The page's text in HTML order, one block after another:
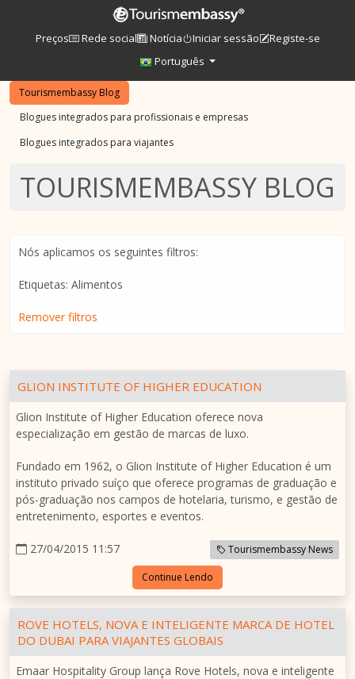
Preços Rede social Notícia Iniciar sessão
Registe-se
Português
Tourismembassy Blog
Blogues integrados para profissionais e empresas
Blogues integrados para viajantes
TOURISMEMBASSY BLOG
Nós aplicamos os seguintes filtros:
Etiquetas: Alimentos
Remover filtros
GLION INSTITUTE OF HIGHER EDUCATION
Glion Institute of Higher Education oferece nova
especialização em gestão de marcas de luxo.
Fundado em 1962, o Glion Institute of Higher Education é um
instituto privado suíço que oferece programas de graduação e
pós-graduação nos campos de hotelaria, turismo, e gestão de
entretenimento, esportes e eventos.
27/04/2015 11:57 Tourismembassy News
Continue Lendo
ROVE HOTELS, NOVA E INTELIGENTE MARCA DE HOTEL
DO DUBAI PARA VIAJANTES GLOBAIS
Emaar Hospitality Group lança Rove Hotels, nova e inteligente